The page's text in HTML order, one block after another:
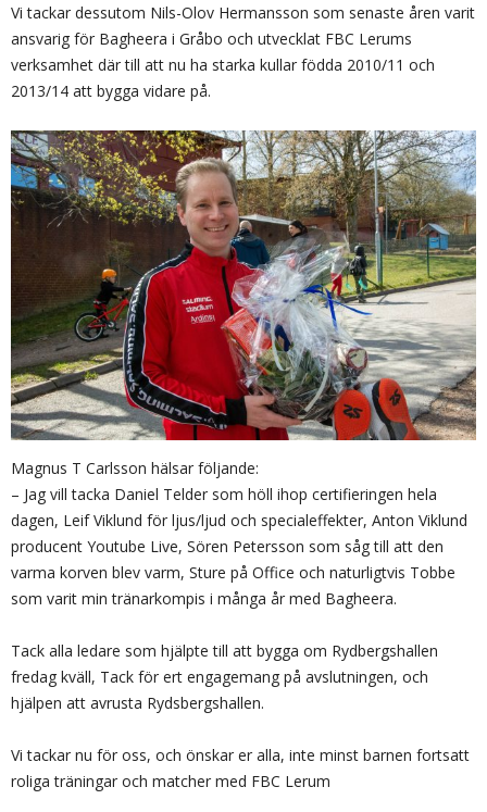
Vi tackar dessutom Nils-Olov Hermansson som senaste åren varit
ansvarig för Bagheera i Gråbo och utvecklat FBC Lerums
verksamhet där till att nu ha starka kullar födda 2010/11 och
2013/14 att bygga vidare på.
Magnus T Carlsson hälsar följande:
– Jag vill tacka Daniel Telder som höll ihop certifieringen hela
dagen, Leif Viklund för ljus/ljud och specialeffekter, Anton Viklund
producent Youtube Live, Sören Petersson som såg till att den
varma korven blev varm, Sture på Office och naturligtvis Tobbe
som varit min tränarkompis i många år med Bagheera.
Tack alla ledare som hjälpte till att bygga om Rydbergshallen
fredag kväll, Tack för ert engagemang på avslutningen, och
hjälpen att avrusta Rydsbergshallen.
Vi tackar nu för oss, och önskar er alla, inte minst barnen fortsatt
roliga träningar och matcher med FBC Lerum